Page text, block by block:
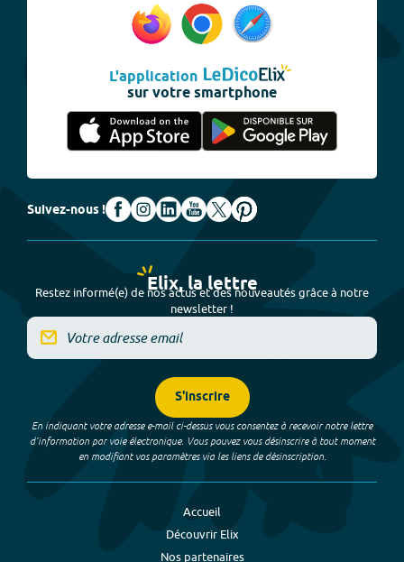
L'application
sur votre smartphone
Suivez-nous !
Elix, la lettre
Restez informé(e) de nos actus et des nouveautés grâce à notre
newsletter !
S'inscrire
En indiquant votre adresse e-mail ci-dessus vous consentez à recevoir notre lettre
d’information par voie électronique. Vous pouvez vous désinscrire à tout moment
en modifiant vos paramètres via les liens de désinscription.
Accueil
Découvrir Elix
Nos partenaires